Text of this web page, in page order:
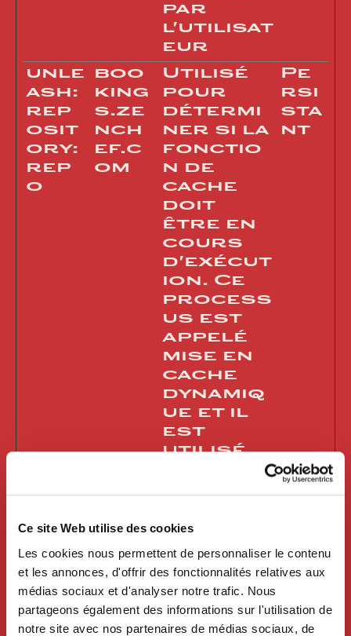
Ce site Web utilise des cookies
Les cookies nous permettent de personnaliser le contenu
et les annonces, d'offrir des fonctionnalités relatives aux
médias sociaux et d'analyser notre trafic. Nous
partageons également des informations sur l'utilisation de
notre site avec nos partenaires de médias sociaux, de
par
l'utilisat
eur
unle
ash:
rep
osit
ory:
rep
o
boo
king
s.ze
nch
ef.c
om
Utilisé
pour
détermi
ner si la
fonctio
n de
cache
doit
être en
cours
d'exécut
ion. Ce
process
us est
appelé
mise en
cache
dynamiq
ue et il
est
utilisé
vitesse
du site
web.
Pe
rsi
sta
nt